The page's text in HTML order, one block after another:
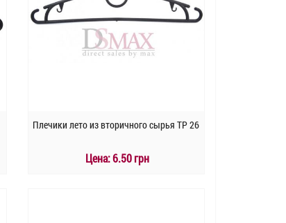
Плечики лето из вторичного сырья TP 26
Цена:6.50 грн